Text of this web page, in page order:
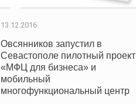
13.12.2016
Овсянников запустил в
Севастополе пилотный проект
«МФЦ для бизнеса» и
мобильный
многофункциональный центр